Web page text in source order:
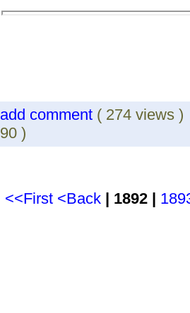
add comment ( 274
90 )
<<First <Back | 1892 |